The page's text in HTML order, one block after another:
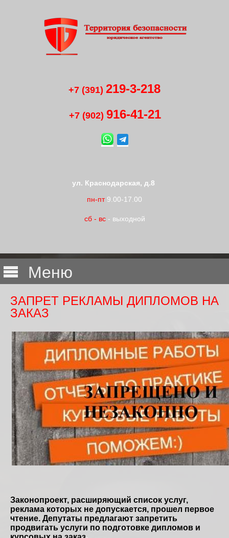
+7 (391) 219-3-218
+7 (902) 916-41-21
ул. Краснодарская, д.8
пн-пт9.00-17.00
сб - вс - выходной
Меню
ЗАПРЕТ РЕКЛАМЫ ДИПЛОМОВ НА
ЗАКАЗ
Законопроект, расширяющий список услуг,
реклама которых не допускается, прошел первое
чтение. Депутаты предлагают запретить
продвигать услуги по подготовке дипломов и